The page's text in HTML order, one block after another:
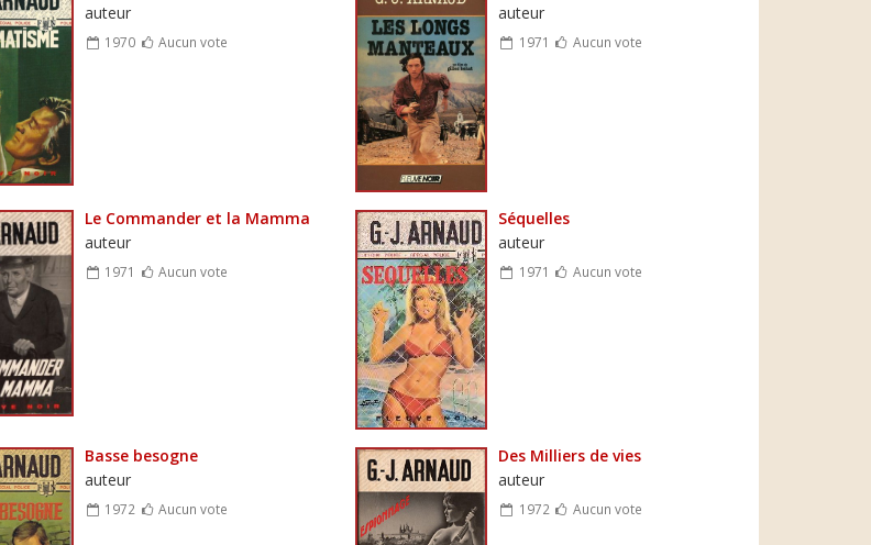
auteur
1970 Aucun vote
auteur
1971 Aucun vote
Le Commander et la Mamma
auteur
1971 Aucun vote
Séquelles
auteur
1971 Aucun vote
Basse besogne
auteur
1972 Aucun vote
Des Milliers de vies
auteur
1972 Aucun vote